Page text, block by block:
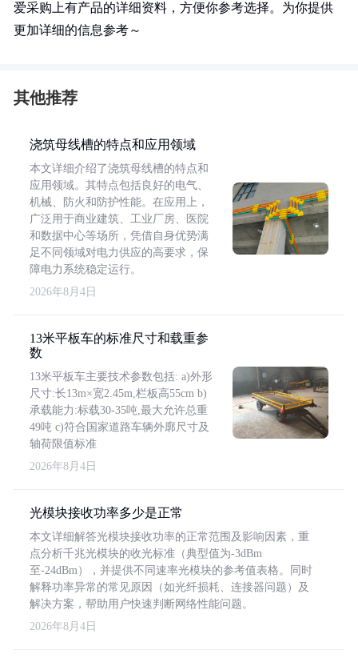
爱采购上有产品的详细资料，方便你参考选择。为你提供
更加详细的信息参考～
其他推荐
浇筑母线槽的特点和应用领域
本文详细介绍了浇筑母线槽的特点和
应用领域。其特点包括良好的电气、
机械、防火和防护性能。在应用上，
广泛用于商业建筑、工业厂房、医院
和数据中心等场所，凭借自身优势满
足不同领域对电力供应的高要求，保
障电力系统稳定运行。
2026年8月4日
13米平板车的标准尺寸和载重参
数
13米平板车主要技术参数包括: a)外形
尺寸:长13m×宽2.45m,栏板高55cm b)
承载能力:标载30-35吨,最大允许总重
49吨 c)符合国家道路车辆外廓尺寸及
轴荷限值标准
2026年8月4日
光模块接收功率多少是正常
本文详细解答光模块接收功率的正常范围及影响因素，重
点分析千兆光模块的收光标准（典型值为-3dBm
至-24dBm），并提供不同速率光模块的参考值表格。同时
解释功率异常的常见原因（如光纤损耗、连接器问题）及
解决方案，帮助用户快速判断网络性能问题。
2026年8月4日